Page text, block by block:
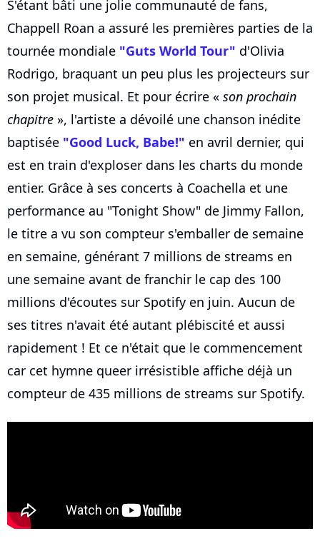
S'étant bâti une jolie communauté de fans,
Chappell Roan a assuré les premières parties de la
tournée mondiale "Guts World Tour" d'Olivia
Rodrigo, braquant un peu plus les projecteurs sur
son projet musical. Et pour écrire « son prochain
chapitre », l'artiste a dévoilé une chanson inédite
baptisée "Good Luck, Babe!" en avril dernier, qui
est en train d'exploser dans les charts du monde
entier. Grâce à ses concerts à Coachella et une
performance au "Tonight Show" de Jimmy Fallon,
le titre a vu son compteur s'emballer de semaine
en semaine, générant 7 millions de streams en
une semaine avant de franchir le cap des 100
millions d'écoutes sur Spotify en juin. Aucun de
ses titres n'avait été autant plébiscité et aussi
rapidement ! Et ce n'était que le commencement
car cet hymne queer irrésistible affiche déjà un
compteur de 435 millions de streams sur Spotify.